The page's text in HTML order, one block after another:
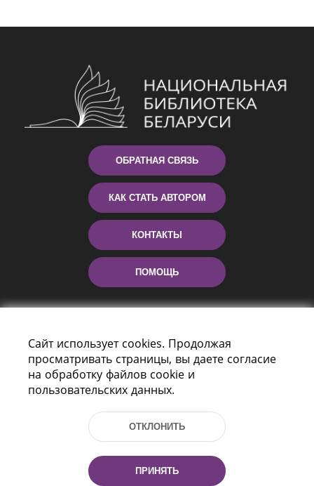
ОБРАТНАЯ СВЯЗЬ
КАК СТАТЬ АВТОРОМ
КОНТАКТЫ
ПОМОЩЬ
г. Минск, Республика Беларусь, 220114
Тел.: (+375 17) 368 37 37, Факс: (+375 17)
Эл. почта: inbox@nlb.by
Сайт использует cookies. Продолжая
просматривать страницы, вы даете согласие
на обработку файлов cookie и
пользовательских данных.
ОТКЛОНИТЬ
ПРИНЯТЬ